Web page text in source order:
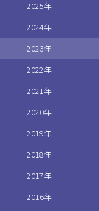
2025年
2024年
2023年
2022年
2021年
2020年
2019年
2018年
2017年
2016年